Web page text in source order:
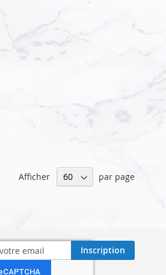
Afficher par page
Inscription